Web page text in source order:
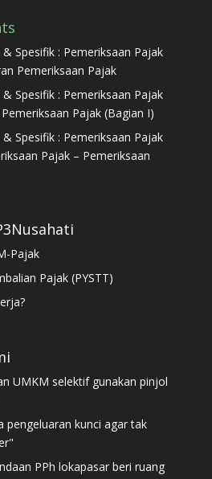
Spesifik : Pemeriksaan Pajak
Pemeriksaan Pajak
Spesifik : Pemeriksaan Pajak
Pajak (Bagian I)
Spesifik : Pemeriksaan Pajak
Pajak – Pemeriksaan
Pajak
Pajak (PYSTT)
UMKM selektif gunakan pinjol
pengeluaran kunci agar tak
PPh lokapasar beri ruang